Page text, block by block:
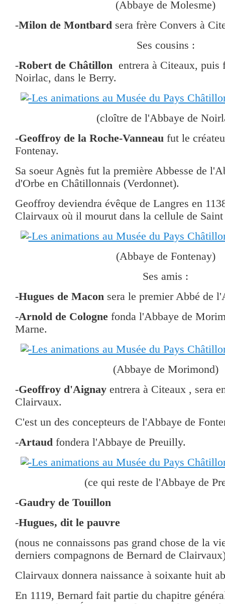
(Abbaye de Molesme)
-Milon de Montbard sera frère Convers à
Ses cousins :
-Robert de Châtillon entrera à Citeaux, puis
Noirlac, dans le Berry.
(cloître de l'Abbaye de
-Geoffroy de la Roche-Vanneau fut le
Fontenay.
Sa soeur Agnès fut la première Abbesse de
d'Orbe en Châtillonnais (Verdonnet).
Geoffroy deviendra évêque de Langres en
Clairvaux où il mourut dans la cellule de
(Abbaye de Fontenay)
Ses amis :
-Hugues de Macon sera le premier Abbé de
-Arnold de Cologne fonda l'Abbaye de
Marne.
(Abbaye de Morimond)
-Geoffroy d'Aignay entrera à Citeaux , sera
Clairvaux.
C'est un des concepteurs de l'Abbaye de
-Artaud fondera l'Abbaye de Preuilly.
(ce qui reste de l'Abbaye de
-Gaudry de Touillon
-Hugues, dit le pauvre
(nous ne connaissons pas grand chose de la
derniers compagnons de Bernard de
Clairvaux donnera naissance à soixante huit
En 1119, Bernard fait partie du chapitre